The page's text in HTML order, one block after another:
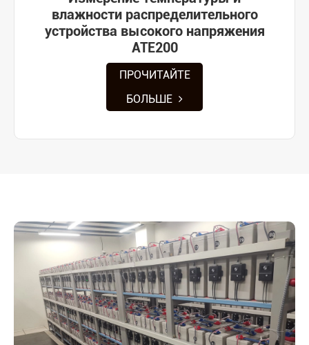
влажности распределительного
устройства высокого напряжения
ATE200
ПРОЧИТАЙТЕ
БОЛЬШЕ